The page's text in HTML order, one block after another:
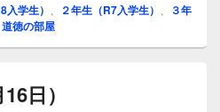
入学生） ２年生（R7入学生）
３年
道徳の部屋
日）